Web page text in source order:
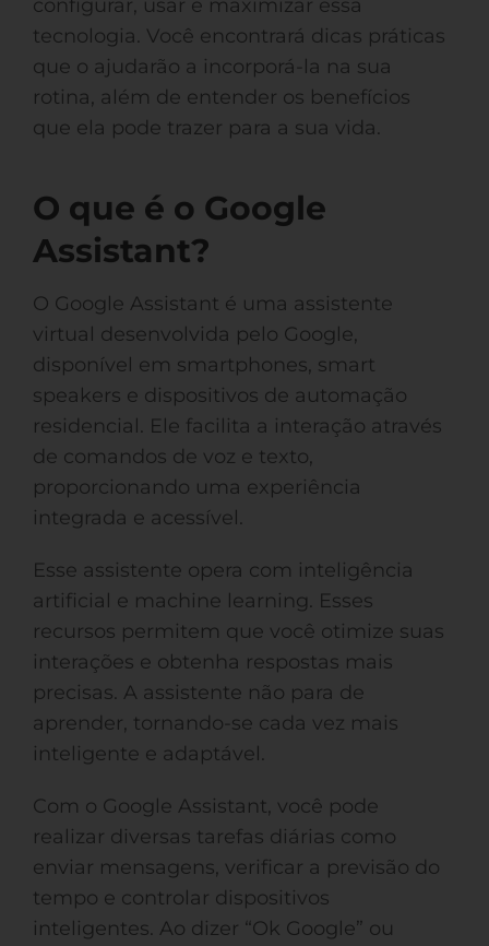
configurar, usar e maximizar essa
tecnologia. Você encontrará dicas práticas
que o ajudarão a incorporá-la na sua
rotina, além de entender os benefícios
que ela pode trazer para a sua vida.
O que é o Google
Assistant?
O Google Assistant é uma assistente
virtual desenvolvida pelo Google,
disponível em smartphones, smart
speakers e dispositivos de automação
residencial. Ele facilita a interação através
de comandos de voz e texto,
proporcionando uma experiência
integrada e acessível.
Esse assistente opera com inteligência
artificial e machine learning. Esses
recursos permitem que você otimize suas
interações e obtenha respostas mais
precisas. A assistente não para de
aprender, tornando-se cada vez mais
inteligente e adaptável.
Com o Google Assistant, você pode
realizar diversas tarefas diárias como
enviar mensagens, verificar a previsão do
tempo e controlar dispositivos
inteligentes. Ao dizer “Ok Google” ou